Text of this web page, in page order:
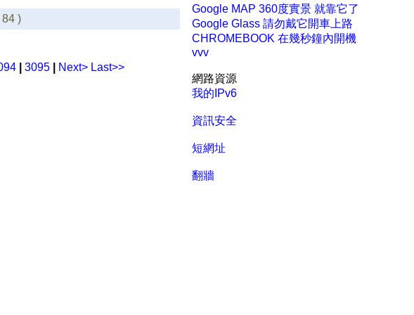
84 )
3095 Next> Last>>
Google MAP 360度實景 就靠它了
Google Glass 請勿戴它開車上路
CHROMEBOOK 在幾秒鐘內開機
vvv
網路資源
我的IPv6
資訊安全
短網址
翻牆